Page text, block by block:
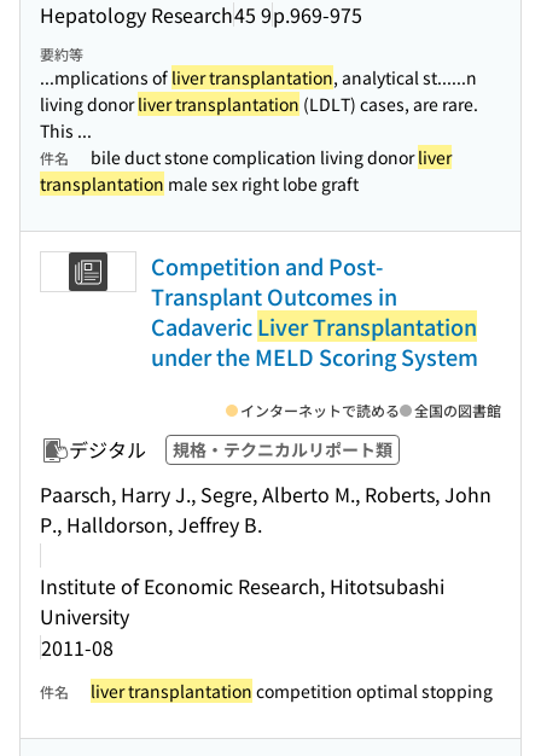
Hepatology Research45 9p.969-975
要約等
...mplications of liver transplantation, analytical st......n
living donorliver transplantation (LDLT) cases, are rare.
This ...
件名 bile duct stone complication living donorliver
transplantation male sex right lobe graft
Competition and Post-
Transplant Outcomes in
CadavericLiver Transplantation
under the MELD Scoring System
デジタル 規格・テクニカルリポート類
Paarsch, Harry J., Segre, Alberto M., Roberts, John
P., Halldorson, Jeffrey B.
Institute of Economic Research, Hitotsubashi
University
2011-08
インターネットで読める 全国の図書館
件名 liver transplantation competition optimal stopping